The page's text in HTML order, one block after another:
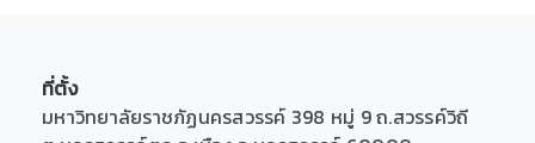
ที่ตั้ง
มหาวิทยาลัยราชภัฏนครสวรรค์ 398 หมู่ 9 ถ.สวรรค์วิถี